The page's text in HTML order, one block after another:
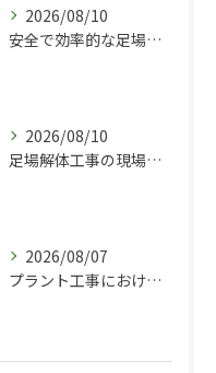
2026/08/10
安全で効率的な足場資材リースの現場活用法
2026/08/10
足場解体工事の現場で求められる安全性と迅速対応の秘訣
2026/08/07
プラント工事における足場工事の安全対策と施工の重要性